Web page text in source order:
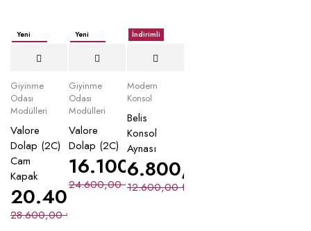
Yeni
Giyinme
Odası
Modülleri
Valore
Dolap (2C)
Cam
Kapak
28.600,00₺
20.400,00₺
Yeni
Giyinme
Odası
Modülleri
Valore
Dolap (2C)
24.600,00₺
16.100,00₺
İndirimli
Modern
Konsol
Belis
Konsol
Aynası
12.600,00₺
6.800,00